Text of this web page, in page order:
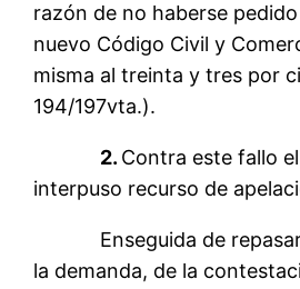
razón de no haberse
nuevo Código Civil y
misma al treinta y tres por
194/197vta.).
2. Contra este fallo
interpuso recurso de
Enseguida de repasar
la demanda, de la